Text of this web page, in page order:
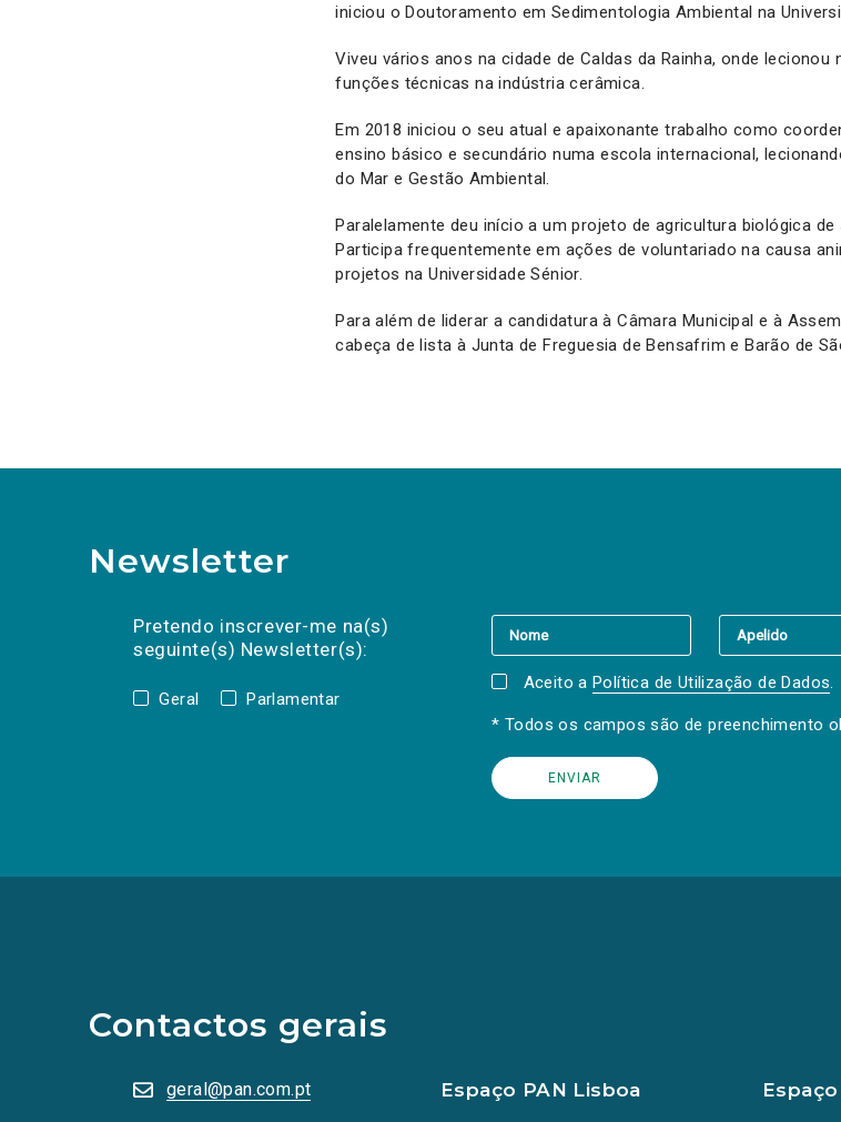
iniciou o Doutoramento em Sedimentologia Ambiental na
Viveu vários anos na cidade de Caldas da Rainha, onde
funções técnicas na indústria cerâmica.
Em 2018 iniciou o seu atual e apaixonante trabalho como
ensino básico e secundário numa escola internacional,
do Mar e Gestão Ambiental.
Paralelamente deu início a um projeto de agricultura biológica
Participa frequentemente em ações de voluntariado na causa
projetos na Universidade Sénior.
Para além de liderar a candidatura à Câmara Municipal e à
cabeça de lista à Junta de Freguesia de Bensafrim e Barão de
Newsletter
Pretendo inscrever-me na(s)
seguinte(s) Newsletter(s):
Geral Parlamentar
mail
Aceito aPolítica de Utilização de Dados.
* Todos os campos são de preenchimento
Contactos gerais
geral@pan.com.pt Espaço PAN Lisboa